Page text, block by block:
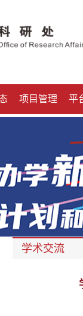
项目管理 平
学术交流